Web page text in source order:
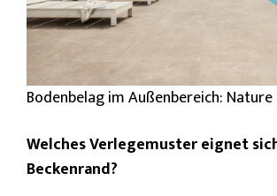
Bodenbelag im Außenbereich: Nature
Welches Verlegemuster eignet
Beckenrand?